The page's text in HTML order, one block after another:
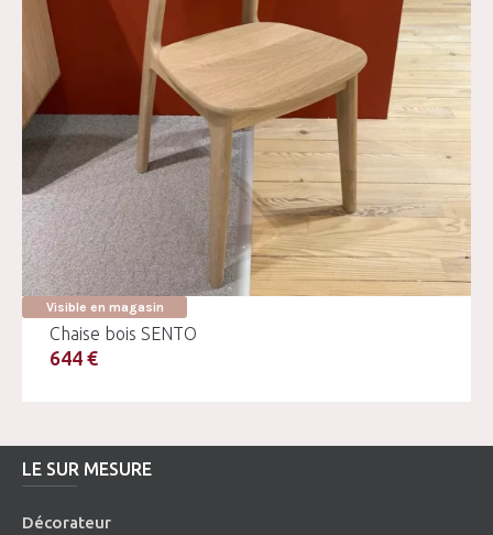
Visible en magasin
Chaise bois SENTO
644 €
LE SUR MESURE
Décorateur